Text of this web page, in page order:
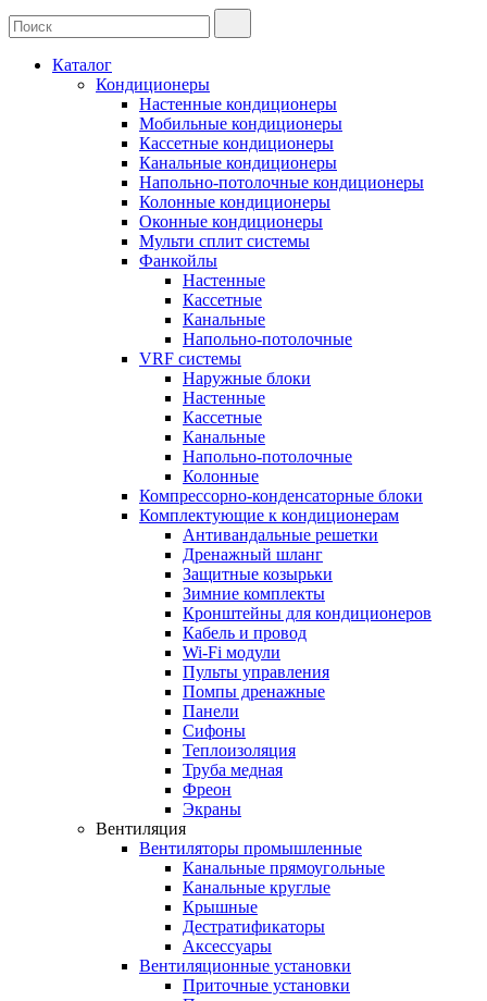
Каталог
Кондиционеры
Настенные кондиционеры
Мобильные кондиционеры
Кассетные кондиционеры
Канальные кондиционеры
Напольно-потолочные кондиционеры
Колонные кондиционеры
Оконные кондиционеры
Мульти сплит системы
Фанкойлы
Настенные
Кассетные
Канальные
Напольно-потолочные
VRF системы
Наружные блоки
Настенные
Кассетные
Канальные
Напольно-потолочные
Колонные
Компрессорно-конденсаторные блоки
Комплектующие к кондиционерам
Антивандальные решетки
Дренажный шланг
Защитные козырьки
Зимние комплекты
Кронштейны для кондиционеров
Кабель и провод
Wi-Fi модули
Пульты управления
Помпы дренажные
Панели
Сифоны
Теплоизоляция
Труба медная
Фреон
Экраны
Вентиляция
Вентиляторы промышленные
Канальные прямоугольные
Канальные круглые
Крышные
Дестратификаторы
Аксессуары
Вентиляционные установки
Приточные установки